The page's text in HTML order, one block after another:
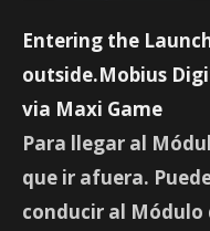
Entering the
outside.Mobius
via Maxi Game
Para llegar al
que ir afuera.
conducir al Módulo